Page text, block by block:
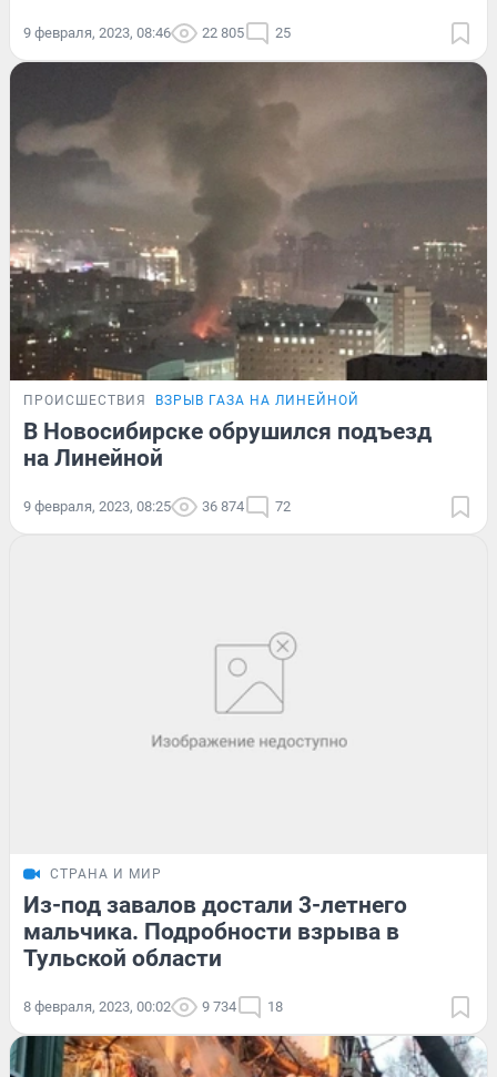
9 февраля, 2023, 08:46 22 805 25
ПРОИСШЕСТВИЯ ВЗРЫВ ГАЗА НА ЛИНЕЙНОЙ
В Новосибирске обрушился подъезд
на Линейной
9 февраля, 2023, 08:25 36 874 72
СТРАНА И МИР
Из-под завалов достали 3-летнего
мальчика. Подробности взрыва в
Тульской области
8 февраля, 2023, 00:02 9 734 18